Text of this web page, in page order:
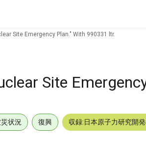
Site Emergency Plan." With 990331 ltr.
Site
状況 復興 収録:日本原子力研究開